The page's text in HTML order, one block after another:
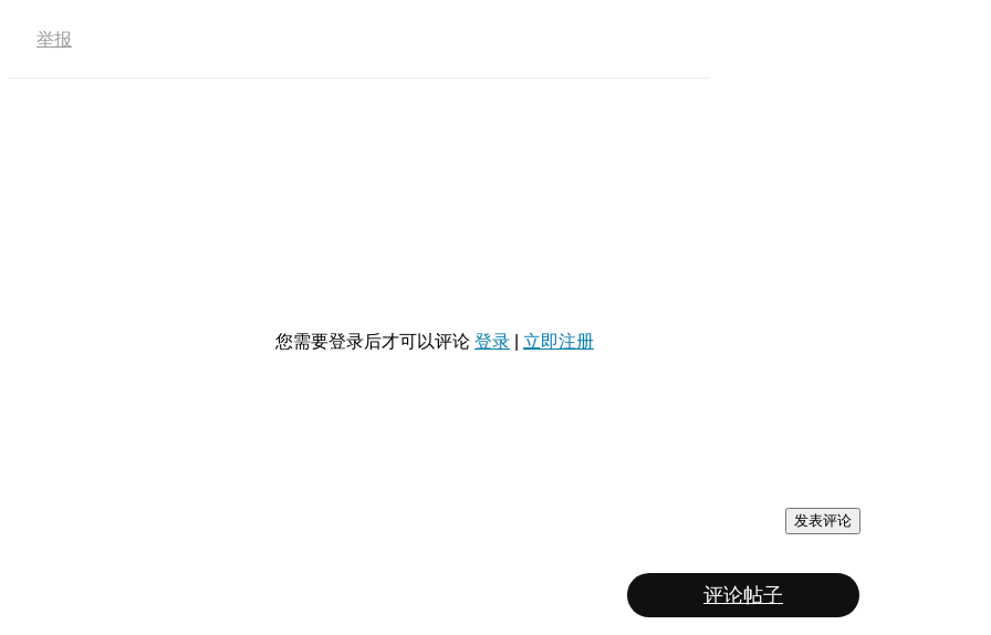
举报
您需要登录后才可以评论 登录 立即注册
发表评论
评论帖子